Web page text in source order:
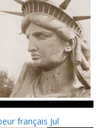
français Jul